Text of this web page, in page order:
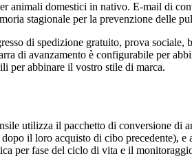
animali domestici in nativo. E-mail di
stagionale per la prevenzione delle
di spedizione gratuito, prova
di avanzamento è configurabile per
per abbinare il vostro stile di marca.
utilizza il pacchetto di conversione
il loro acquisto di cibo precedente),
per fase del ciclo di vita e il